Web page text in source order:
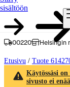
sisältöön
00220 Helsingin
Etusivu / Tuote
Käytössäsi
sivusto ei